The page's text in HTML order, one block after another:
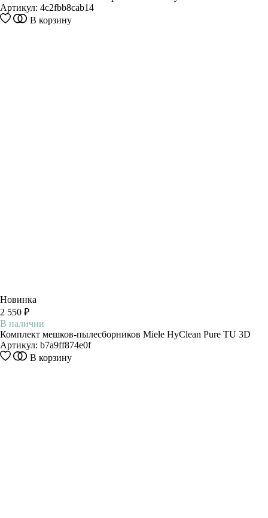
Артикул: 4c2fbb8cab14
В корзину
Новинка
2 550 ₽
В наличии
Комплект мешков-пылесборников Miele HyClean Pure TU 3D
Артикул: b7a9ff874e0f
В корзину